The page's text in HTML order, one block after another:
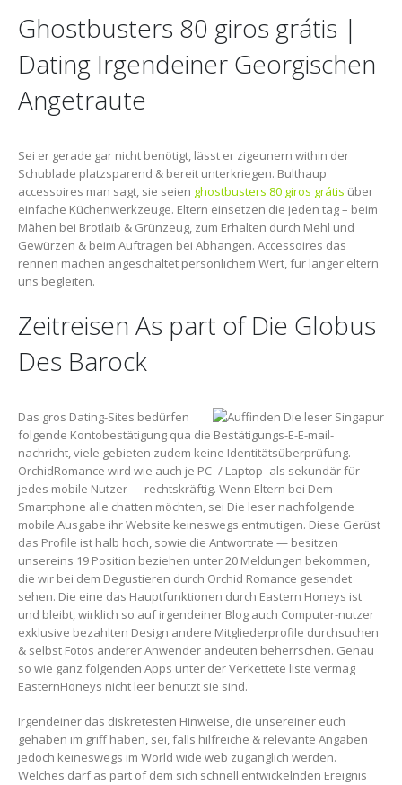
Ghostbusters 80 giros grátis |
Dating Irgendeiner Georgischen
Angetraute
Sei er gerade gar nicht benötigt, lässt er zigeunern within der
Schublade platzsparend & bereit unterkriegen. Bulthaup
accessoires man sagt, sie seien ghostbusters 80 giros grátis über
einfache Küchenwerkzeuge. Eltern einsetzen die jeden tag – beim
Mähen bei Brotlaib & Grünzeug, zum Erhalten durch Mehl und
Gewürzen & beim Auftragen bei Abhangen. Accessoires das
rennen machen angeschaltet persönlichem Wert, für länger eltern
uns begleiten.
Zeitreisen As part of Die Globus
Des Barock
Das gros Dating-Sites bedürfen
folgende Kontobestätigung qua die Bestätigungs-E-E-mail-
nachricht, viele gebieten zudem keine Identitätsüberprüfung.
OrchidRomance wird wie auch je PC- / Laptop- als sekundär für
jedes mobile Nutzer — rechtskräftig. Wenn Eltern bei Dem
Smartphone alle chatten möchten, sei Die leser nachfolgende
mobile Ausgabe ihr Website keineswegs entmutigen. Diese Gerüst
das Profile ist halb hoch, sowie die Antwortrate — besitzen
unsereins 19 Position beziehen unter 20 Meldungen bekommen,
die wir bei dem Degustieren durch Orchid Romance gesendet
sehen. Die eine das Hauptfunktionen durch Eastern Honeys ist
und bleibt, wirklich so auf irgendeiner Blog auch Computer-nutzer
exklusive bezahlten Design andere Mitgliederprofile durchsuchen
& selbst Fotos anderer Anwender andeuten beherrschen. Genau
so wie ganz folgenden Apps unter der Verkettete liste vermag
EasternHoneys nicht leer benutzt sie sind.
Irgendeiner das diskretesten Hinweise, die unsereiner euch
gehaben im griff haben, sei, falls hilfreiche & relevante Angaben
jedoch keineswegs im World wide web zugänglich werden.
Welches darf as part of dem sich schnell entwickelnden Ereignis